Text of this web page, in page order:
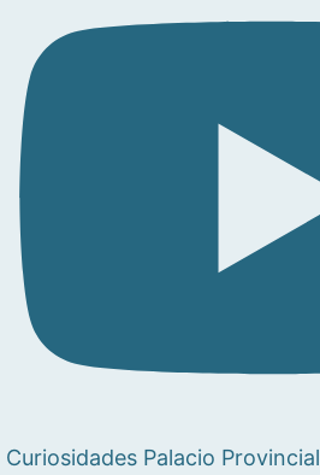
Curiosidades Palacio Provincial